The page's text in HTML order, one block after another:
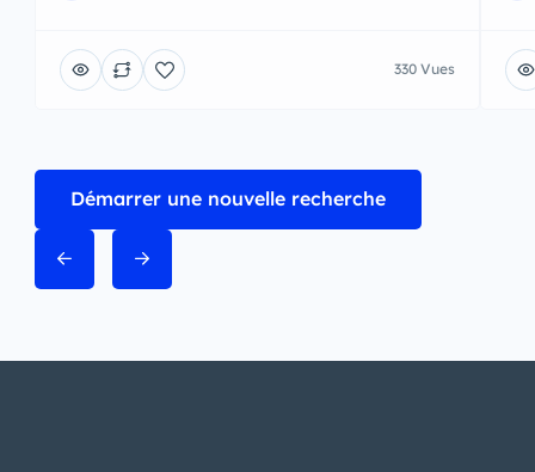
330 Vues
Démarrer une nouvelle recherche